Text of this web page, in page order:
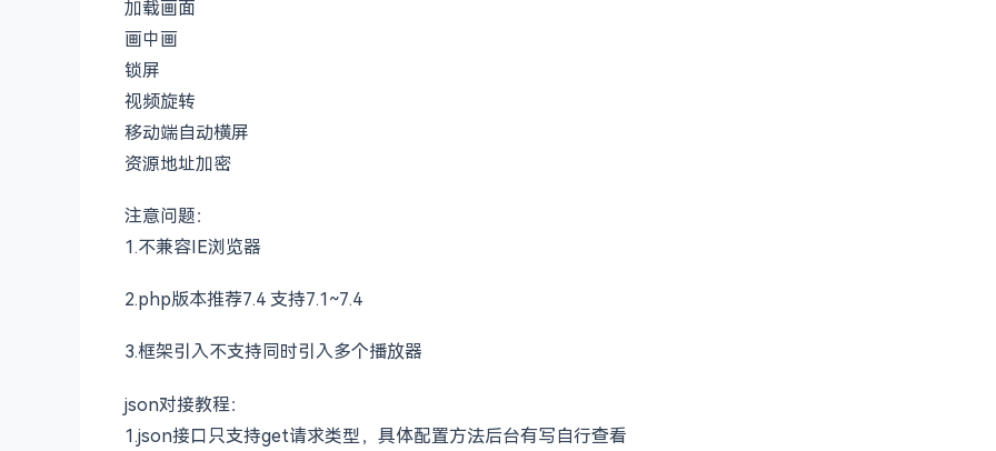
加载画面
画中画
锁屏
视频旋转
移动端自动横屏
资源地址加密
注意问题：
1.不兼容IE浏览器
2.php版本推荐7.4 支持7.1~7.4
3.框架引入不支持同时引入多个播放器
json对接教程：
1.json接口只支持get请求类型，具体配置方法后台有写自行查看